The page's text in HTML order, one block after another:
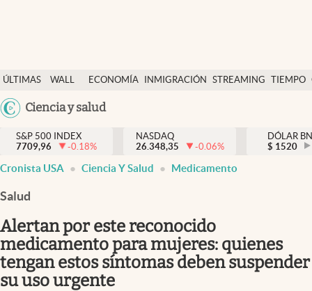
ÚLTIMAS
NOTICIAS
WALL
DÓLAR
ECONOMÍA INMIGRACIÓN STREAMING TIEMPO
México
Ciencia y salud
Finanzas y economía
Wall Street y dólar
Inmigración
Espiritual
Streaming
S&P 500 INDEX
7709,96
-0.18%
NASDAQ
26.348,35
-0.06%
DÓLAR
$ 1520
Cronista USA Ciencia Y Salud Medicamento
Salud
Alertan por este reconocido
medicamento para mujeres: quienes
tengan estos síntomas deben suspender
su uso urgente